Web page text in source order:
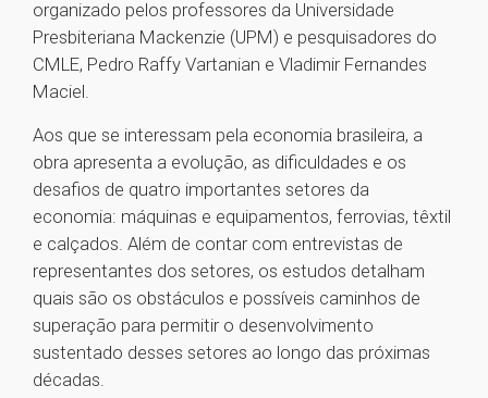
organizado pelos professores da Universidade
Presbiteriana Mackenzie (UPM) e pesquisadores do
CMLE, Pedro Raffy Vartanian e Vladimir Fernandes
Maciel.
Aos que se interessam pela economia brasileira, a
obra apresenta a evolução, as dificuldades e os
desafios de quatro importantes setores da
economia: máquinas e equipamentos, ferrovias, têxtil
e calçados. Além de contar com entrevistas de
representantes dos setores, os estudos detalham
quais são os obstáculos e possíveis caminhos de
superação para permitir o desenvolvimento
sustentado desses setores ao longo das próximas
décadas.